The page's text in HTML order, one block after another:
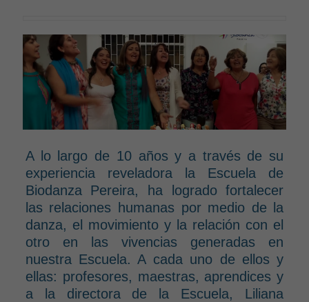
A lo largo de 10 años y a través de su
experiencia reveladora la Escuela de
Biodanza Pereira, ha logrado fortalecer
las relaciones humanas por medio de la
danza, el movimiento y la relación con el
otro en las vivencias generadas en
nuestra Escuela. A cada uno de ellos y
ellas: profesores, maestras, aprendices y
a la directora de la Escuela, Liliana